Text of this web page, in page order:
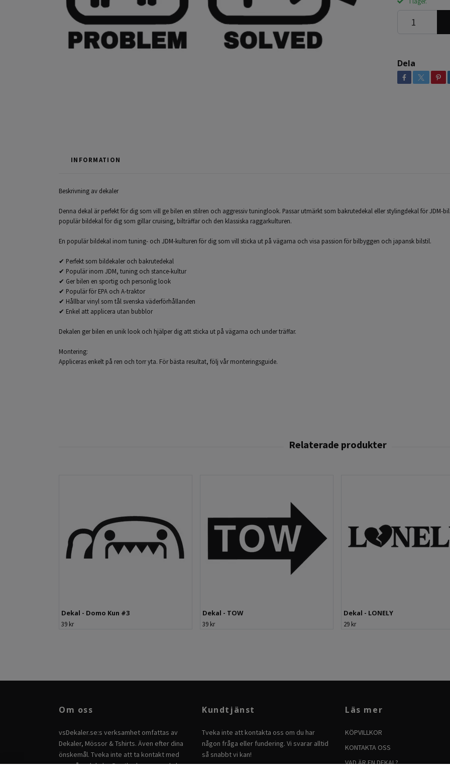
Dela
INFORMATION
Beskrivning av dekaler
Denna dekal är perfekt för dig som vill ge bilen en stilren och aggressiv tuninglook. Passar utmärkt som bakrutedekal eller stylingdekal för JDM-
populär bildekal för dig som gillar cruising, bilträffar och den klassiska raggarkulturen.
En populär bildekal inom tuning- och JDM-kulturen för dig som vill sticka ut på vägarna och visa passion för bilbyggen och japansk bilstil.
✔ Perfekt som bildekaler och bakrutedekal
✔ Populär inom JDM, tuning och stance-kultur
✔ Ger bilen en sportig och personlig look
✔ Populär för EPA och A-traktor
✔ Hållbar vinyl som tål svenska väderförhållanden
✔ Enkel att applicera utan bubblor
Dekalen ger bilen en unik look och hjälper dig att sticka ut på vägarna och under träffar.
Montering:
Appliceras enkelt på ren och torr yta. För bästa resultat, följ vår monteringsguide.
Dekal - Domo Kun #3
39 kr
Dekal - TOW
39 kr
Dekal - LONELY
29 kr
Om oss
vsDekaler.se:s verksamhet omfattas av
Dekaler, Mössor & Tshirts. Även efter dina
önskemål. Tveka inte att ta kontakt med
oss påvsdekaler@outlook.comom du har
Kundtjänst
Tveka inte att kontakta oss om du har
någon fråga eller fundering. Vi svarar alltid
så snabbt vi kan!
Läs mer
KÖPVILLKOR
KONTAKTA OSS
VAD ÄR EN DEKAL?